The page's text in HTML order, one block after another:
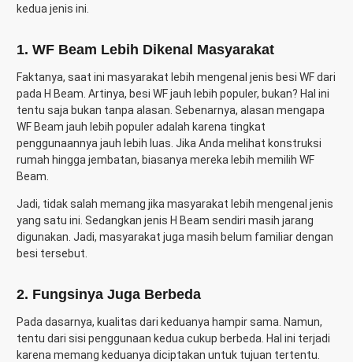
kedua jenis ini.
1. WF Beam Lebih Dikenal Masyarakat
Faktanya, saat ini masyarakat lebih mengenal jenis besi WF dari
pada H Beam. Artinya, besi WF jauh lebih populer, bukan? Hal ini
tentu saja bukan tanpa alasan. Sebenarnya, alasan mengapa
WF Beam jauh lebih populer adalah karena tingkat
penggunaannya jauh lebih luas. Jika Anda melihat konstruksi
rumah hingga jembatan, biasanya mereka lebih memilih WF
Beam.
Jadi, tidak salah memang jika masyarakat lebih mengenal jenis
yang satu ini. Sedangkan jenis H Beam sendiri masih jarang
digunakan. Jadi, masyarakat juga masih belum familiar dengan
besi tersebut.
2. Fungsinya Juga Berbeda
Pada dasarnya, kualitas dari keduanya hampir sama. Namun,
tentu dari sisi penggunaan kedua cukup berbeda. Hal ini terjadi
karena memang keduanya diciptakan untuk tujuan tertentu.